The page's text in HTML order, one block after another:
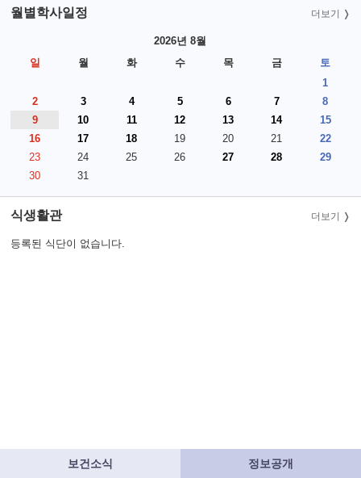
월별학사일정 더보기
2026년 8월
일
월 화 수 목 금
토
1
2
3 4 5 6 7
8
9
10 11 12 13 14
15
16
17 18 19 20 21
22
23
24 25 26 27 28
29
30
31
식생활관 더보기
등록된 식단이 없습니다.
보건소식 정보공개